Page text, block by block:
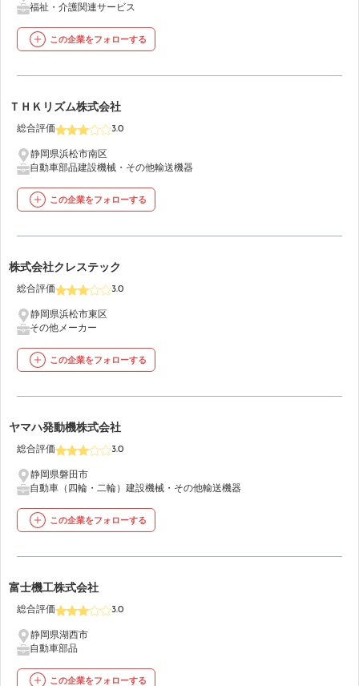
福祉・介護関連サービス
この企業をフォローする
21ＴＨＫリズム株式会社
総合評価 3.0
静岡県浜松市南区
自動車部品建設機械・その他輸送機器
この企業をフォローする
22
株式会社クレステック
総合評価 3.0
静岡県浜松市東区
その他メーカー
この企業をフォローする
23
ヤマハ発動機株式会社
総合評価 3.0
静岡県磐田市
自動車（四輪・二輪）建設機械・その他輸送機器
この企業をフォローする
24
富士機工株式会社
総合評価 3.0
静岡県湖西市
自動車部品
この企業をフォローする